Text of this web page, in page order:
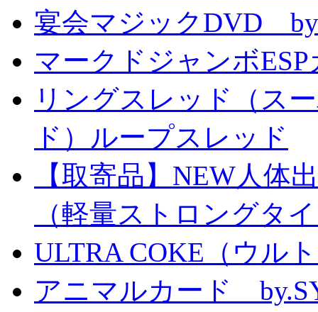
宴会マジックDVD
マークドジャンボ
リングスレッド（ス
ド）ループスレッド
【取寄品】NEW人体
（軽量ストロングタ
ULTRA COKE（ウル
アニマルカード